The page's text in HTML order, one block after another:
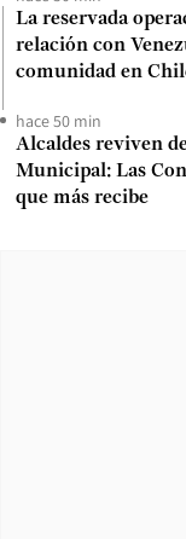
La reservada
relación con
comunidad en
hace 50 min
Alcaldes reviven
Municipal: Las
que más recibe